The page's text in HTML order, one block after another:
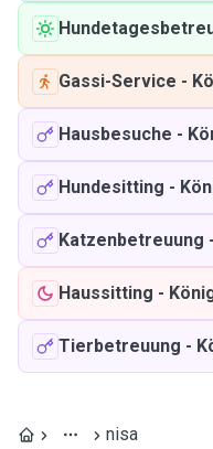
Gassi-Service -
Hausbesuche -
Hundesitting -
Katzenbetreuung -
Haussitting -
Tierbetreuung -
nisa